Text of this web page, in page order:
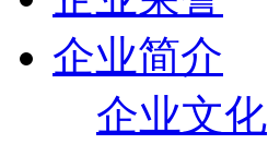
企业简介
企业文化